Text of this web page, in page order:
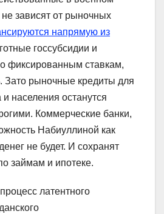
зависят от рыночных
напрямую из
госсубсидии и
фиксированным ставкам,
Зато рыночные кредиты для
населения останутся
Коммерческие банки,
Набиуллиной как
не будет. И сохранят
займам и ипотеке.
латентного